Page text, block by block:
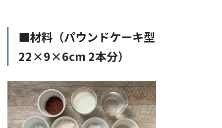
■材料（パウンドケーキ型
22×9×6cm 2本分）